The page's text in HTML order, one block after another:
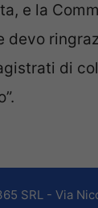
e la
di
SRL - Via